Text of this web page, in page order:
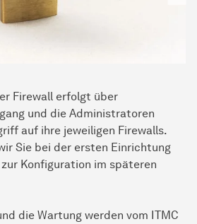
Firewall erfolgt über
und die Administratoren
auf ihre jeweiligen Firewalls.
Sie bei der ersten Einrichtung
Konfiguration im späteren
die Wartung werden vom ITMC